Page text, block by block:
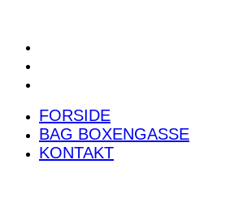
FORSIDE
BAG BOXENGASSE
KONTAKT